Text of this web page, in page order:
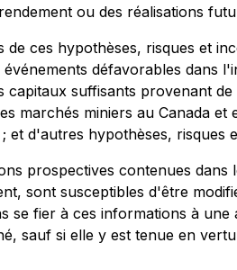
ou des réalisations
de ces hypothèses, risques et
événements défavorables dans
capitaux suffisants provenant
marchés miniers au Canada
et d'autres hypothèses, risques
prospectives contenues
sont susceptibles d'être
se fier à ces informations à
sauf si elle y est tenue en